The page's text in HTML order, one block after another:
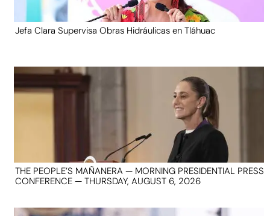
Jefa Clara Supervisa Obras Hidráulicas en Tláhuac
THE PEOPLE’S MAÑANERA — MORNING PRESIDENTIAL PRESS
CONFERENCE — THURSDAY, AUGUST 6, 2026